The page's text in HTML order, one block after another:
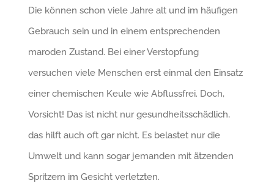
Die können schon viele Jahre alt und im häufigen
Gebrauch sein und in einem entsprechenden
maroden Zustand. Bei einer Verstopfung
versuchen viele Menschen erst einmal den Einsatz
einer chemischen Keule wie Abflussfrei. Doch,
Vorsicht! Das ist nicht nur gesundheitsschädlich,
das hilft auch oft gar nicht. Es belastet nur die
Umwelt und kann sogar jemanden mit ätzenden
Spritzern im Gesicht verletzten.